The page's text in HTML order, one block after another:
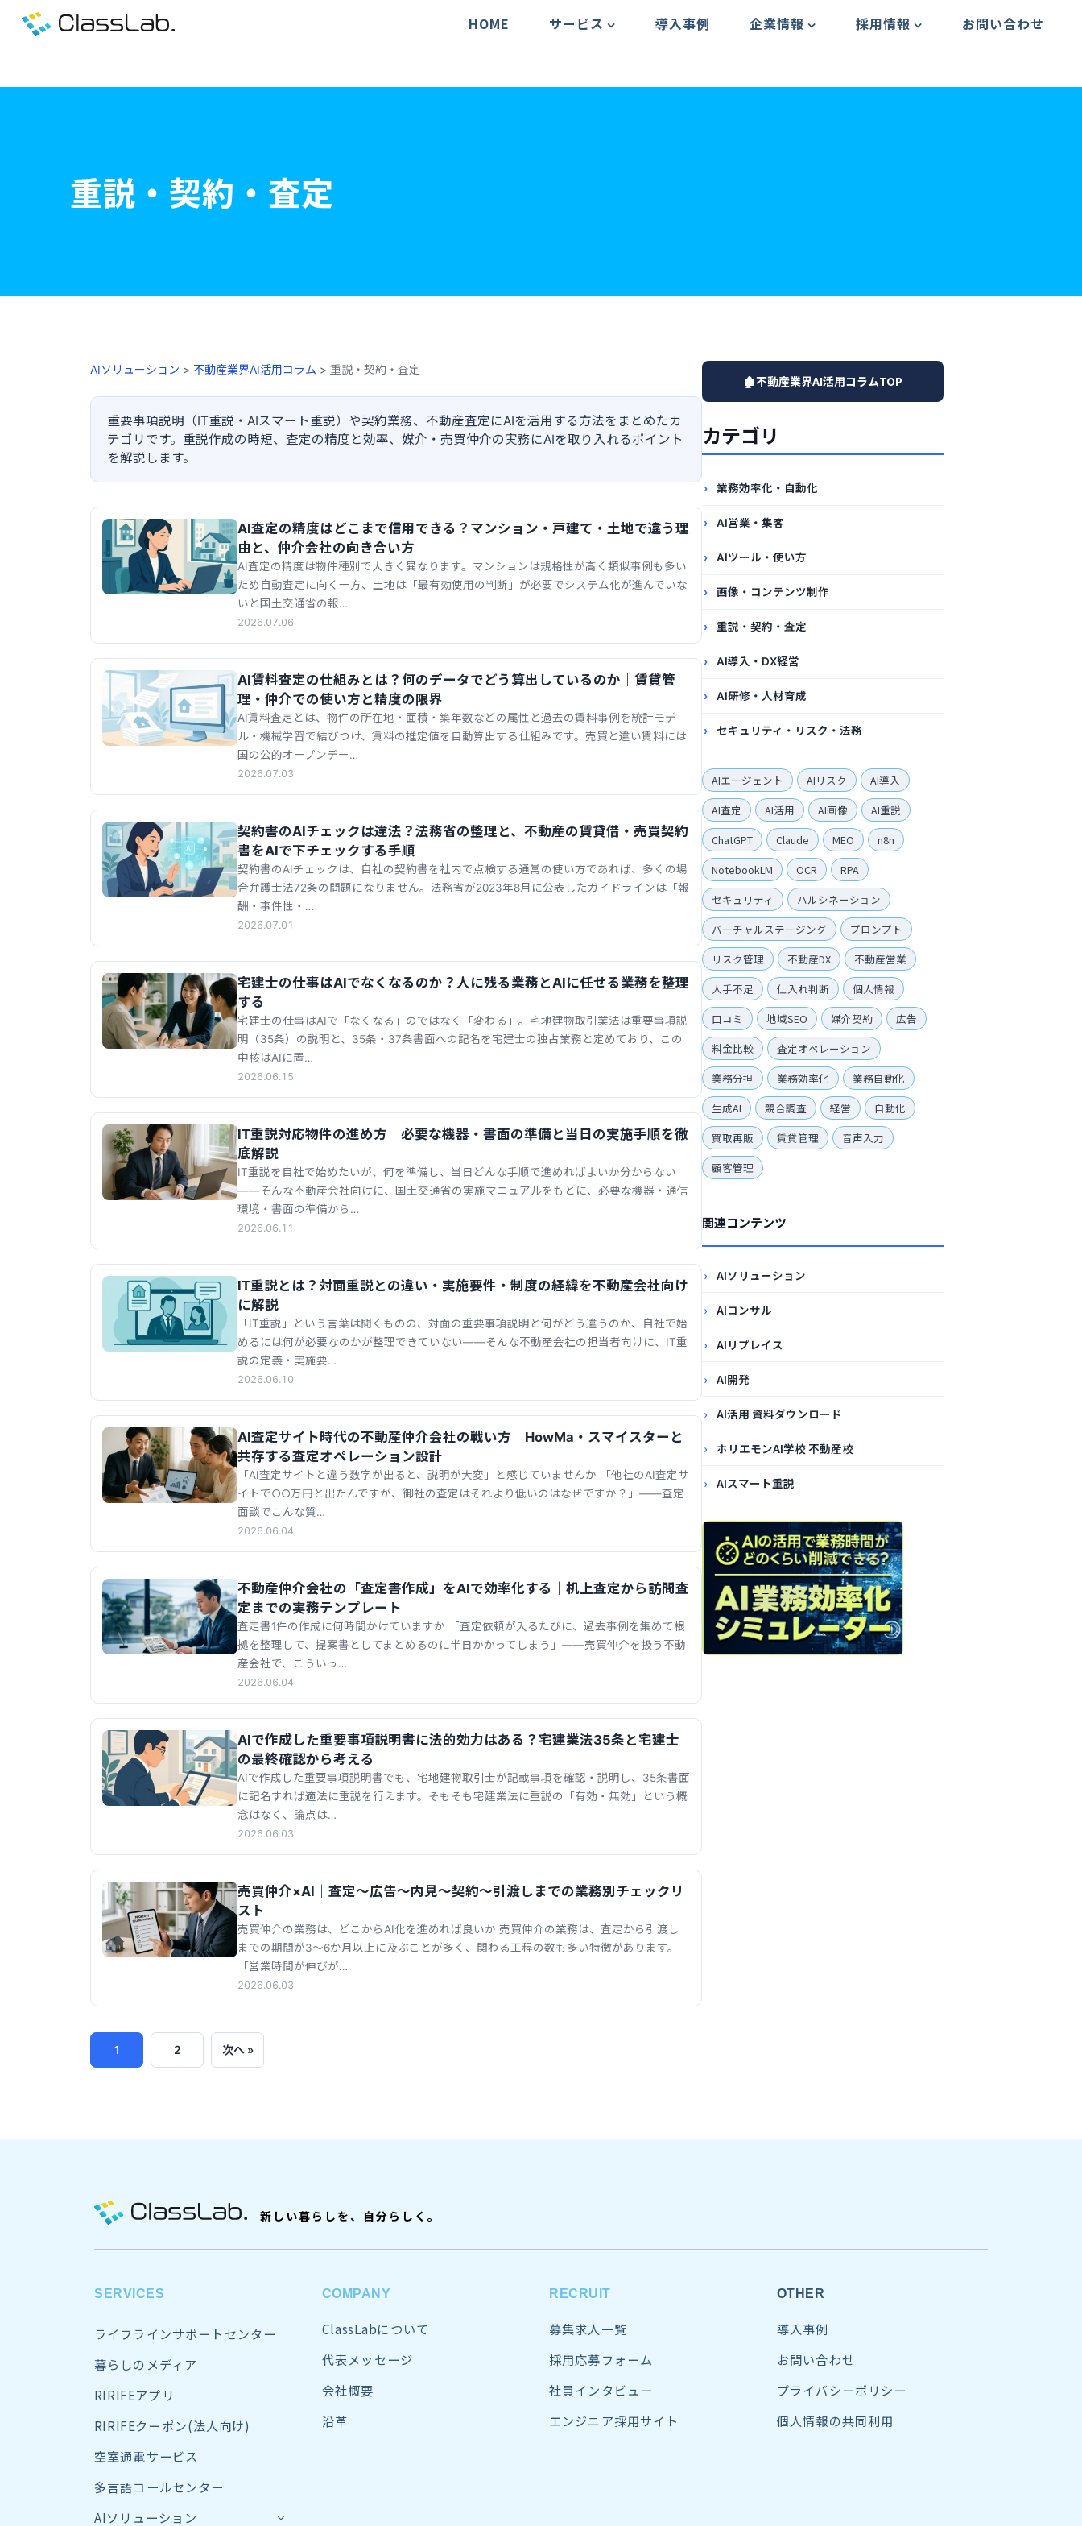
HOME サービス 導入事例 企業情報 採用情報 お問い合わせ
重説・契約・査定
AIソリューション > 不動産業界AI活用コラム > 重説・契約・査定
重要事項説明（IT重説・AIスマート重説）や契約業務、不動産査定にAIを活用する方法をまとめたカ
テゴリです。重説作成の時短、査定の精度と効率、媒介・売買仲介の実務にAIを取り入れるポイント
を解説します。
AI査定の精度はどこまで信用できる？マンション・戸建て・土地で違う理
由と、仲介会社の向き合い方
AI査定の精度は物件種別で大きく異なります。マンションは規格性が高く類似事例も多い
ため自動査定に向く一方、土地は「最有効使用の判断」が必要でシステム化が進んでいな
いと国土交通省の報…
2026.07.06
AI賃料査定の仕組みとは？何のデータでどう算出しているのか｜賃貸管
理・仲介での使い方と精度の限界
AI賃料査定とは、物件の所在地・面積・築年数などの属性と過去の賃料事例を統計モデ
ル・機械学習で結びつけ、賃料の推定値を自動算出する仕組みです。売買と違い賃料には
国の公的オープンデー…
2026.07.03
契約書のAIチェックは違法？法務省の整理と、不動産の賃貸借・売買契約
書をAIで下チェックする手順
契約書のAIチェックは、自社の契約書を社内で点検する通常の使い方であれば、多くの場
合弁護士法72条の問題になりません。法務省が2023年8月に公表したガイドラインは「報
酬・事件性・…
2026.07.01
宅建士の仕事はAIでなくなるのか？人に残る業務とAIに任せる業務を整理
する
宅建士の仕事はAIで「なくなる」のではなく「変わる」。宅地建物取引業法は重要事項説
明（35条）の説明と、35条・37条書面への記名を宅建士の独占業務と定めており、この
中核はAIに置…
2026.06.15
IT重説対応物件の進め方｜必要な機器・書面の準備と当日の実施手順を徹
底解説
IT重説を自社で始めたいが、何を準備し、当日どんな手順で進めればよいか分からない
——そんな不動産会社向けに、国土交通省の実施マニュアルをもとに、必要な機器・通信
環境・書面の準備から…
2026.06.11
IT重説とは？対面重説との違い・実施要件・制度の経緯を不動産会社向け
に解説
「IT重説」という言葉は聞くものの、対面の重要事項説明と何がどう違うのか、自社で始
めるには何が必要なのかが整理できていない——そんな不動産会社の担当者向けに、IT重
説の定義・実施要…
2026.06.10
AI査定サイト時代の不動産仲介会社の戦い方｜HowMa・スマイスターと
共存する査定オペレーション設計
「AI査定サイトと違う数字が出ると、説明が大変」と感じていませんか 「他社のAI査定サ
イトで○○万円と出たんですが、御社の査定はそれより低いのはなぜですか？」——査定
面談でこんな質…
2026.06.04
不動産仲介会社の「査定書作成」をAIで効率化する｜机上査定から訪問査
定までの実務テンプレート
査定書1件の作成に何時間かけていますか 「査定依頼が入るたびに、過去事例を集めて根
拠を整理して、提案書としてまとめるのに半日かかってしまう」——売買仲介を扱う不動
産会社で、こういっ…
2026.06.04
AIで作成した重要事項説明書に法的効力はある？宅建業法35条と宅建士
の最終確認から考える
AIで作成した重要事項説明書でも、宅地建物取引士が記載事項を確認・説明し、35条書面
に記名すれば適法に重説を行えます。そもそも宅建業法に重説の「有効・無効」という概
念はなく、論点は…
2026.06.03
売買仲介×AI｜査定〜広告〜内見〜契約〜引渡しまでの業務別チェックリ
スト
売買仲介の業務は、どこからAI化を進めれば良いか 売買仲介の業務は、査定から引渡し
までの期間が3〜6か月以上に及ぶことが多く、関わる工程の数も多い特徴があります。
「営業時間が伸びが…
2026.06.03
1 2 次へ »
🏚️不動産業界AI活用コラムTOP
カテゴリ
業務効率化・自動化
AI営業・集客
AIツール・使い方
画像・コンテンツ制作
重説・契約・査定
AI導入・DX経営
AI研修・人材育成
セキュリティ・リスク・法務
AIエージェント AIリスク
AI導入
AI査定
AI活用 AI画像
AI重説
ChatGPT
Claude MEO
n8n
NotebookLM
OCR
RPA
セキュリティ
ハルシネーション
バーチャルステージング
プロンプト
リスク管理
不動産DX
不動産営業
人手不足
仕入れ判断
個人情報
口コミ
地域SEO 媒介契約
広告
料金比較
査定オペレーション
業務分担
業務効率化
業務自動化
生成AI
競合調査 経営
自動化
買取再販
賃貸管理
音声入力
顧客管理
関連コンテンツ
AIソリューション
AIコンサル
AIリプレイス
AI開発
AI活用 資料ダウンロード
ホリエモンAI学校 不動産校
AIスマート重説
新しい暮らしを、自分らしく。
SERVICES
ライフラインサポートセンター
暮らしのメディア
RIRIFEアプリ
RIRIFEクーポン(法人向け)
空室通電サービス
多言語コールセンター
AIソリューション
COMPANY
ClassLabについて
代表メッセージ
会社概要
沿革
RECRUIT
募集求人一覧
採用応募フォーム
社員インタビュー
エンジニア採用サイト
OTHER
導入事例
お問い合わせ
プライバシーポリシー
個人情報の共同利用